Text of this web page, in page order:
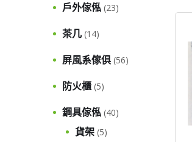
戶外傢俬 (23)
茶几 (14)
屏風系傢俱 (56)
防火櫃 (5)
鋼具傢俬 (40)
貨架 (5)